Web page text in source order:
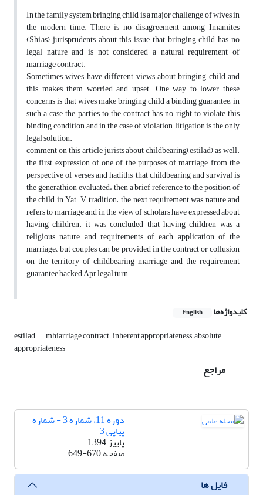
In the family system bringing child is a major challenge of wives in
the modern time. There is no disagreement among Imamites
(Shi,as) jurisprudents about this issue that bringing child has no
legal nature and is not considered a natural requirement of
marriage contract.
Sometimes wives have different views about bringing child and
this makes them worried and upset. One way to lower these
concerns is that wives make bringing child a binding guarantee; in
such a case the parties to the contract has no right to violate this
binding condition and in the case of violation, litigation is the only
legal solution.
comment on this article jurists about childbearing(estilad) as well.
the first expression of one of the purposes of marriage from the
perspective of verses and hadiths that childbearing and survival is
the generathion evaluated، then a brief reference to the position of
the child in Yat. V tradition، the next requirement was nature and
refers to marriage and in the view of scholars have expressed about
having children. it was concluded that having children was a
religious nature and requirements of each application of the
marriage، but couples can be provided in the contract or collusion
on the territory of childbearing marriage and the requirement
guarantee backed Apr legal turn
کلیدواژه‌ها English
estilad mhiarriage contract، inherent appropriateness،absolute
appropriateness
مراجع
دوره 11، شماره 3 - شماره
پیاپی 3
پاییز 1394
صفحه649-670
فایل ها